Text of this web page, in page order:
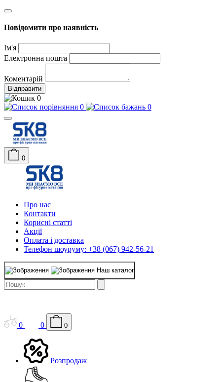
Повідомити про наявність
Ім'я
Електронна пошта
Коментарій
Відправити
0
0
0
0
Про нас
Контакти
Корисні статті
Акції
Оплата і доставка
Телефон шоуруму: +38 (067) 942-56-21
Наш каталог
0 0 0
Розпродаж